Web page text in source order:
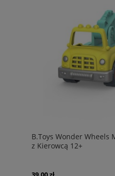
B.Toys Wonder Wheels
z Kierowcą 12+